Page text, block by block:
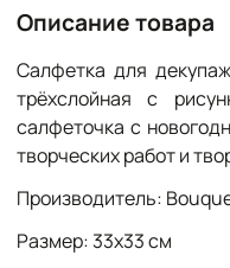
Описание товара
Салфетка для
трёхслойная с
салфеточка с
творческих работ и
Производитель:
Размер: 33х33 см